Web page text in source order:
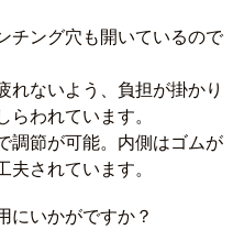
チング穴も開いているので
れないよう、負担が掛かり
われています。
調節が可能。内側はゴムが
夫されています。
にいかがですか？